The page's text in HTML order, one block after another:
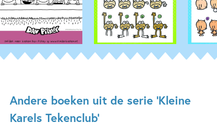
Andere boeken uit de serie 'Kleine
Karels Tekenclub'